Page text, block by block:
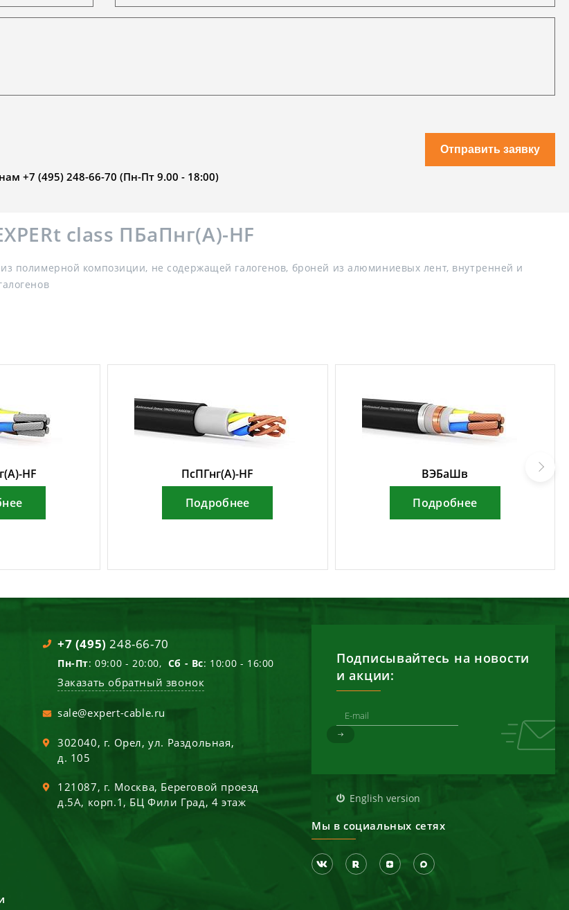
+7 (495) 248-66-70 (Пн-Пт 9.00 - 18:00)
Отправить заявку
class ПБаПнг(А)-HF
полимерной композиции, не содержащей галогенов, броней из алюминиевых лент, внутренней и
HF
ПсПГнг(А)-HF
Подробнее
ВЭБаШв
Подробнее
+7 (495) 248-66-70
Пн-Пт: 09:00 - 20:00, Сб - Вс: 10:00 - 16:00
Заказать обратный звонок
sale@expert-cable.ru
302040, г. Орел,ул. Раздольная,
д. 105
121087, г. Москва, Береговой проезд
д.5А, корп.1, БЦ Фили Град, 4 этаж
Подписывайтесь на новости
и акции:
English version
Мы в социальных сетях